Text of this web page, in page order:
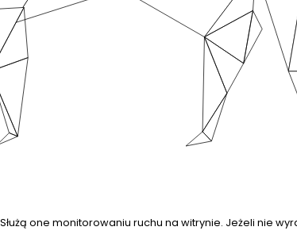
one monitorowaniu ruchu na witrynie. Jeżeli nie